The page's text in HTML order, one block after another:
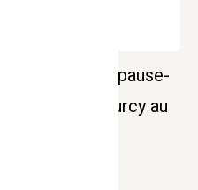
lors d'une pause-
Mélina de Courcy au